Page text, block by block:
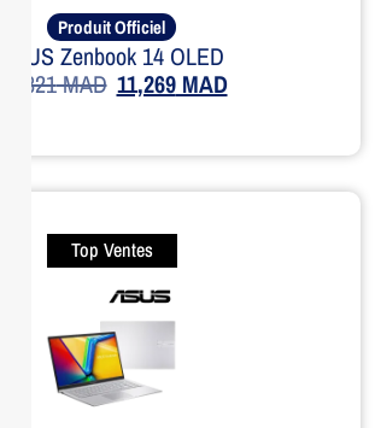
Produit Officiel
ASUS Zenbook 14 OLED
14,821MAD 11,269MAD
Top Ventes